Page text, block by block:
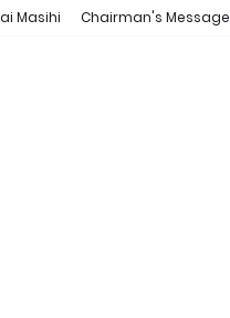
Chairman's Message
Masihi